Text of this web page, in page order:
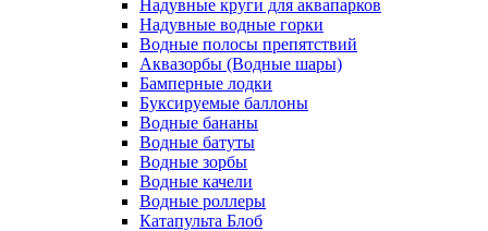
Надувные круги для аквапарков
Надувные водные горки
Водные полосы препятствий
Аквазорбы (Водные шары)
Бамперные лодки
Буксируемые баллоны
Водные бананы
Водные батуты
Водные зорбы
Водные качели
Водные роллеры
Катапульта Блоб